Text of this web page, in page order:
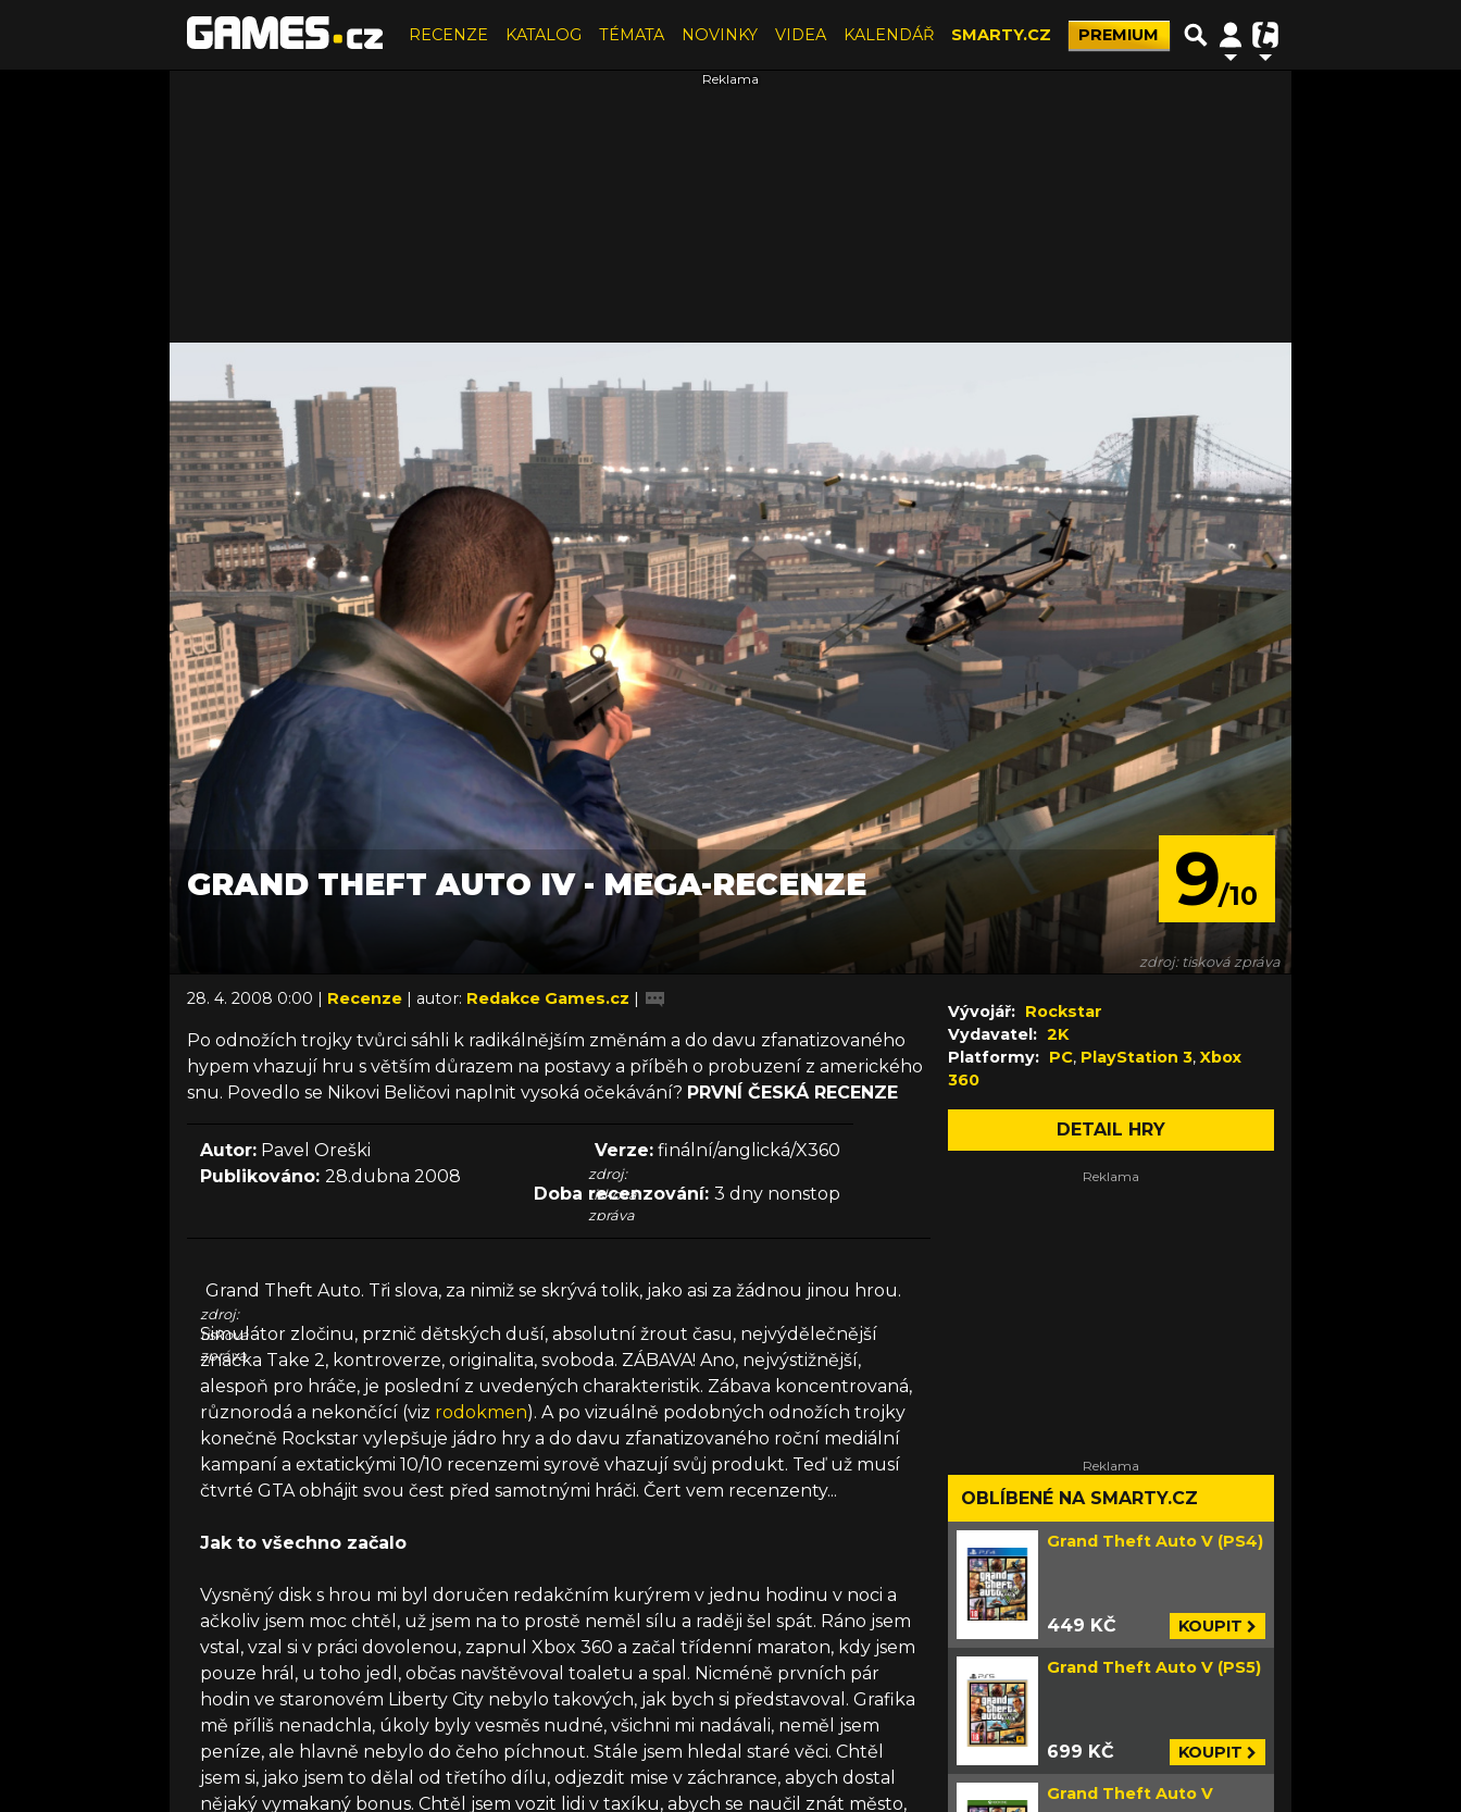
RECENZE KATALOG TÉMATA NOVINKY VIDEA KALENDÁŘ SMARTY.CZ PREMIUM
9/10
zdroj: tisková zpráva
GRAND THEFT AUTO IV - MEGA-RECENZE
28. 4. 2008 0:00 | Recenze | autor: Redakce Games.cz |
Po odnožích trojky tvůrci sáhli k radikálnějším změnám a do davu zfanatizovaného
hypem vhazují hru s větším důrazem na postavy a příběh o probuzení z amerického
snu. Povedlo se Nikovi Beličovi naplnit vysoká očekávání? PRVNÍ ČESKÁ RECENZE
Autor: Pavel Oreški
Publikováno: 28.dubna 2008
zdroj:
tisková
zpráva
Verze: finální/anglická/X360
Doba recenzování: 3 dny nonstop
zdroj:
tisková
zpráva
Grand Theft Auto. Tři slova, za nimiž se skrývá tolik, jako asi za žádnou jinou hrou.
Simulátor zločinu, prznič dětských duší, absolutní žrout času, nejvýdělečnější
značka Take 2, kontroverze, originalita, svoboda. ZÁBAVA! Ano, nejvýstižnější,
alespoň pro hráče, je poslední z uvedených charakteristik. Zábava koncentrovaná,
různorodá a nekončící (viz rodokmen). A po vizuálně podobných odnožích trojky
konečně Rockstar vylepšuje jádro hry a do davu zfanatizovaného roční mediální
kampaní a extatickými 10/10 recenzemi syrově vhazují svůj produkt. Teď už musí
čtvrté GTA obhájit svou čest před samotnými hráči. Čert vem recenzenty...
Jak to všechno začalo
Vysněný disk s hrou mi byl doručen redakčním kurýrem v jednu hodinu v noci a
ačkoliv jsem moc chtěl, už jsem na to prostě neměl sílu a raději šel spát. Ráno jsem
vstal, vzal si v práci dovolenou, zapnul Xbox 360 a začal třídenní maraton, kdy jsem
pouze hrál, u toho jedl, občas navštěvoval toaletu a spal. Nicméně prvních pár
hodin ve staronovém Liberty City nebylo takových, jak bych si představoval. Grafika
mě příliš nenadchla, úkoly byly vesměs nudné, všichni mi nadávali, neměl jsem
peníze, ale hlavně nebylo do čeho píchnout. Stále jsem hledal staré věci. Chtěl
jsem si, jako jsem to dělal od třetího dílu, odjezdit mise v záchrance, abych dostal
nějaký vymakaný bonus. Chtěl jsem vozit lidi v taxíku, abych se naučil znát město,
Vývojář: Rockstar
Vydavatel: 2K
Platformy: PC, PlayStation 3, Xbox
360
DETAIL HRY
OBLÍBENÉ NA SMARTY.CZ
Grand Theft Auto V (PS4)
449 KČ KOUPIT
Grand Theft Auto V (PS5)
699 KČ KOUPIT
Grand Theft Auto V